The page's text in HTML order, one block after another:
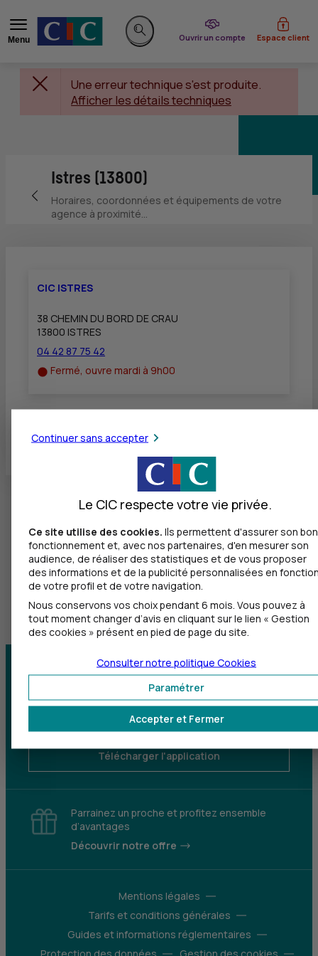
Menu
Rechercher sur le site
Ouvrir un compte
du CIC Espace client
Une erreur technique s'est produite.
Afficher les détails techniques
Retour vers la page précédente
Istres (13800)
Horaires, coordonnées et équipements de votre
agence à proximité...
CIC ISTRES
38 CHEMIN DU BORD DE CRAU
13800 ISTRES
04 42 87 75 42
Fermé, ouvre mardi à 9h00
Toutes les localités
Centre d'aide Trouver une agence
Sourds et
Télécharger l'application
Parrainez un proche et profitez ensemble
d’avantages
Découvrir notre offre
Mentions légales
Tarifs et conditions générales
Guides et informations réglementaires
Continuer sans accepter
Le CIC respecte votre vie privée.
Ce site utilise des cookies. Ils permettent d'assurer son bon
fonctionnement et, avec nos partenaires, d'en mesurer son
audience, de réaliser des statistiques et de vous proposer
des informations et de la publicité personnalisées en
de votre profil et de votre navigation.
Nous conservons vos choix pendant 6 mois. Vous pouvez à
tout moment changer d’avis en cliquant sur le lien « Gestion
des cookies » présent en pied de page du site.
Accepter et Fermer
Paramétrer
Consulter notre politique Cookies